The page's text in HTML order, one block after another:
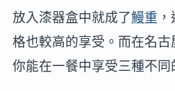
放入漆器盒中就成了鰻重
格也較高的享受。而在名古
你能在一餐中享受三種不同